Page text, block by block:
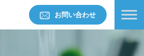
お問い合わせ